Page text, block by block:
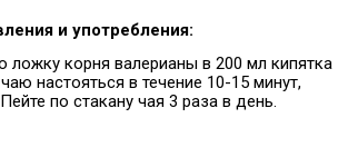
и употребления:
ложку корня валерианы в 200 мл кипятка
настояться в течение 10-15 минут,
по стакану чая 3 раза в день.